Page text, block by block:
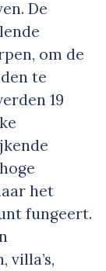
De
om de
te
19
het
fungeert.
villa’s,